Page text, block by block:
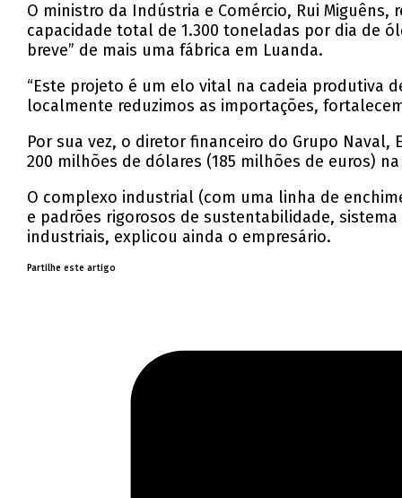
O ministro da Indústria e Comércio, Rui
capacidade total de 1.300 toneladas por dia de
breve” de mais uma fábrica em Luanda.
“Este projeto é um elo vital na cadeia produtiva
localmente reduzimos as importações,
Por sua vez, o diretor financeiro do Grupo
200 milhões de dólares (185 milhões de euros)
O complexo industrial (com uma linha de
e padrões rigorosos de sustentabilidade,
industriais, explicou ainda o empresário.
Partilhe este artigo